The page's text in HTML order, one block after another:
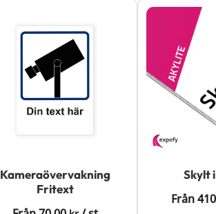
Kameraövervakning
Fritext
Skylt
Från